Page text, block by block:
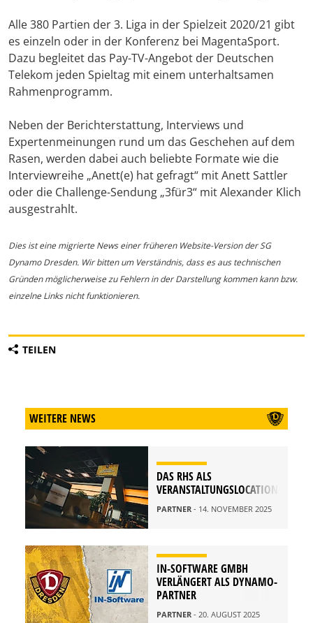
Alle 380 Partien der 3. Liga in der Spielzeit 2020/21 gibt
es einzeln oder in der Konferenz bei MagentaSport.
Dazu begleitet das Pay-TV-Angebot der Deutschen
Telekom jeden Spieltag mit einem unterhaltsamen
Rahmenprogramm.
Neben der Berichterstattung, Interviews und
Expertenmeinungen rund um das Geschehen auf dem
Rasen, werden dabei auch beliebte Formate wie die
Interviewreihe „Anett(e) hat gefragt“ mit Anett Sattler
oder die Challenge-Sendung „3für3“ mit Alexander Klich
ausgestrahlt.
Dies ist eine migrierte News einer früheren Website-Version der SG
Dynamo Dresden. Wir bitten um Verständnis, dass es aus technischen
Gründen möglicherweise zu Fehlern in der Darstellung kommen kann bzw.
einzelne Links nicht funktionieren.
TEILEN
WEITERE NEWS
DAS RHS ALS
VERANSTALTUNGSLOCATION
PARTNER - 14. NOVEMBER 2025
IN-SOFTWARE GMBH
VERLÄNGERT ALS DYNAMO-
PARTNER
PARTNER - 20. AUGUST 2025